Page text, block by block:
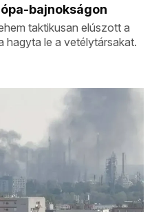
bajnokságon
taktikusan elúszott a
hagyta le a vetélytársakat.